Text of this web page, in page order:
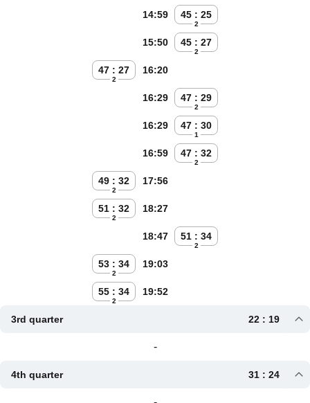
45 : 25
2
14:59
45 : 27
2
15:50
47 : 27
2
16:20
47 : 29
2
16:29
47 : 30
1
16:29
47 : 32
2
16:59
49 : 32
2
17:56
51 : 32
2
18:27
51 : 34
2
18:47
53 : 34
2
19:03
55 : 34
2
19:52
3rd quarter 22 : 19
-
4th quarter 31 : 24